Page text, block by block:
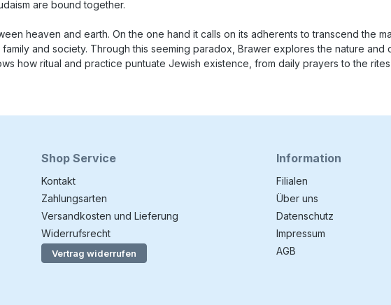
are bound together.
heaven and earth. On the one hand it calls on its adherents to transcend the
and society. Through this seeming paradox, Brawer explores the nature
how ritual and practice puntuate Jewish existence, from daily prayers to the
Shop Service
Kontakt
Zahlungsarten
Versandkosten und Lieferung
Widerrufsrecht
Vertrag widerrufen
Information
Filialen
Über uns
Datenschutz
Impressum
AGB